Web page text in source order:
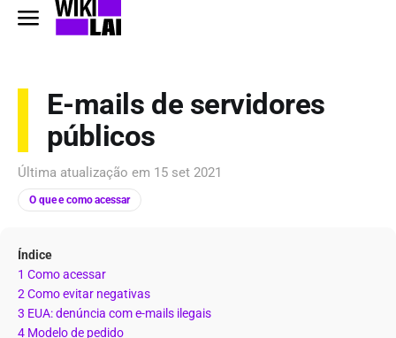
E-mails de servidores
públicos
Última atualização em 15 set 2021
O que e como acessar
Índice
1 Como acessar
2 Como evitar negativas
3 EUA: denúncia com e-mails ilegais
4 Modelo de pedido